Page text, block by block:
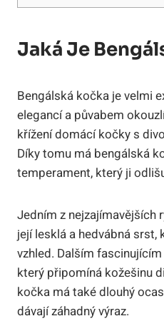
Jaká Je
Bengálská kočka je velmi
elegancí a půvabem
křížení domácí kočky s
Díky tomu má bengálská
temperament, který ji
Jedním z nejzajímavějších
její lesklá a hedvábná srst,
vzhled. Dalším
který připomíná kožešinu
kočka má také dlouhý
dávají záhadný výraz.